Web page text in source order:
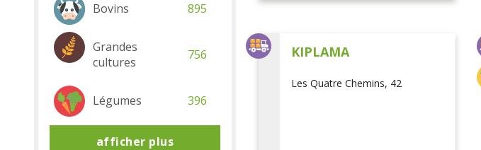
KIPLAMA
Les Quatre Chemins, 42
Bovins 895
Grandes
cultures
756
Légumes 396
afficher plus